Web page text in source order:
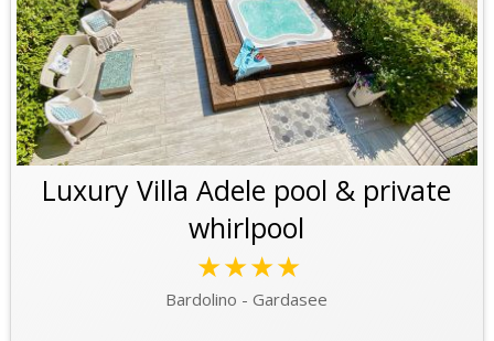
Luxury Villa Adele pool & private
whirlpool
★★★★
Bardolino - Gardasee